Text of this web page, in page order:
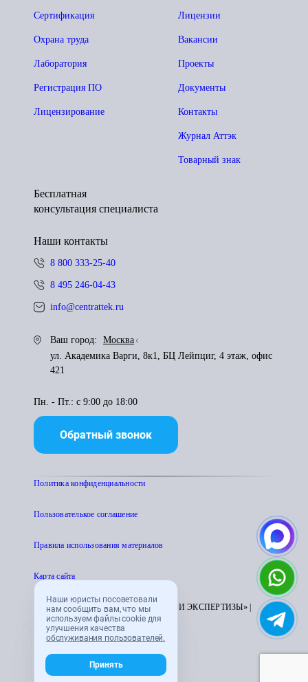
Наши юристы посоветовали
нам сообщить вам, что мы
используем файлы cookie для
улучшения качества
обслуживания пользователей.
Принять
Лицензии
Вакансии
Проекты
Документы
Контакты
Журнал Аттэк
Товарный знак
Сертификация
Охрана труда
Лаборатория
Регистрация ПО
Лицензирование
Бесплатная
консультация специалиста
Наши контакты
8 800 333-25-40
8 495 246-04-43
info@centrattek.ru
Ваш город:
Москва
ул. Академика Варги, 8к1, БЦ Лейпциг, 4 этаж, офис
421
Пн. - Пт.: с 9:00 до 18:00
Обратный звонок
Политика конфиденциальности
Пользователькое соглашение
Правила использования материалов
Карта сайта
© 1995 - 2026 «ЦЕНТР АТТЕСТАЦИИ И ЭКСПЕРТИЗЫ» |
CENTRATTEK.RU